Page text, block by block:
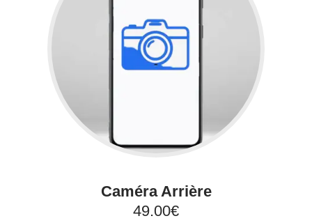
Caméra Arrière
49.00€